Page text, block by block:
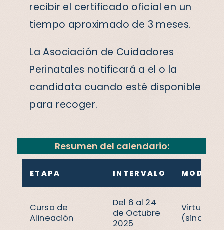
recibir el certificado oficial en un
tiempo aproximado de 3 meses.
La Asociación de Cuidadores
Perinatales notificará a el o la
candidata cuando esté disponible
para recoger.
Resumen del calendario:
ETAPA INTERVALO MODO
Curso de
Alineación
Del 6 al 24
de Octubre
2025
Virtual